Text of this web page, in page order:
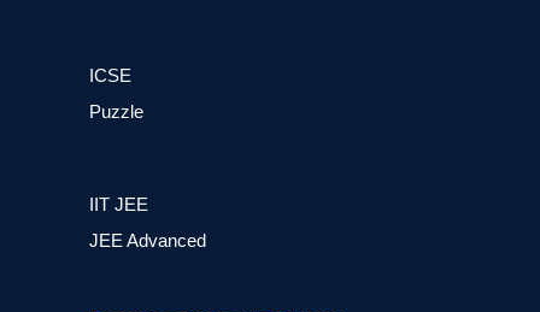
ICSE
Puzzle
IIT JEE
JEE Advanced